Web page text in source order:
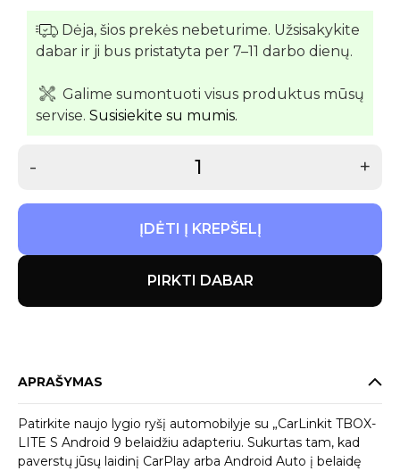
Dėja, šios prekės nebeturime. Užsisakykite
dabar ir ji bus pristatyta per 7–11 darbo dienų.
Galime sumontuoti visus produktus mūsų
servise. Susisiekite su mumis.
- +
ĮDĖTI Į KREPŠELĮ
PIRKTI DABAR
APRAŠYMAS
Patirkite naujo lygio ryšį automobilyje su „CarLinkit TBOX-
LITE S Android 9 belaidžiu adapteriu. Sukurtas tam, kad
paverstų jūsų laidinį CarPlay arba Android Auto į belaidę